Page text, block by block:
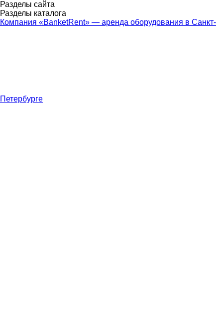
Разделы сайта
Разделы каталога
Компания «BanketRent» — аренда оборудования в Санкт-
Петербурге